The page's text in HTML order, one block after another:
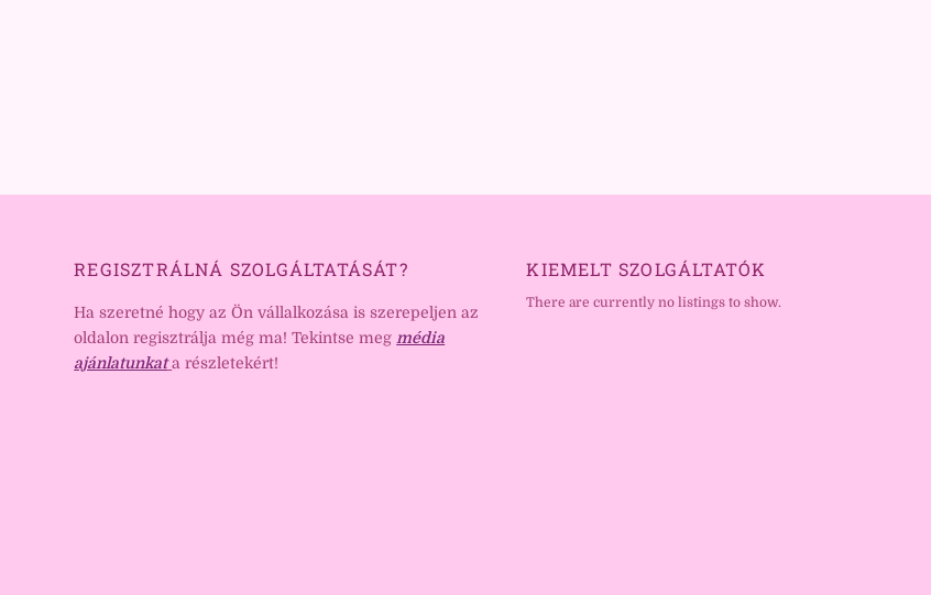
REGISZTRÁLNÁ SZOLGÁLTATÁSÁT?
Ha szeretné hogy az Ön vállalkozása is szerepeljen az
oldalon regisztrálja még ma! Tekintse meg média
ajánlatunkat a részletekért!
KIEMELT SZOLGÁLTATÓK
There are currently no listings to show.